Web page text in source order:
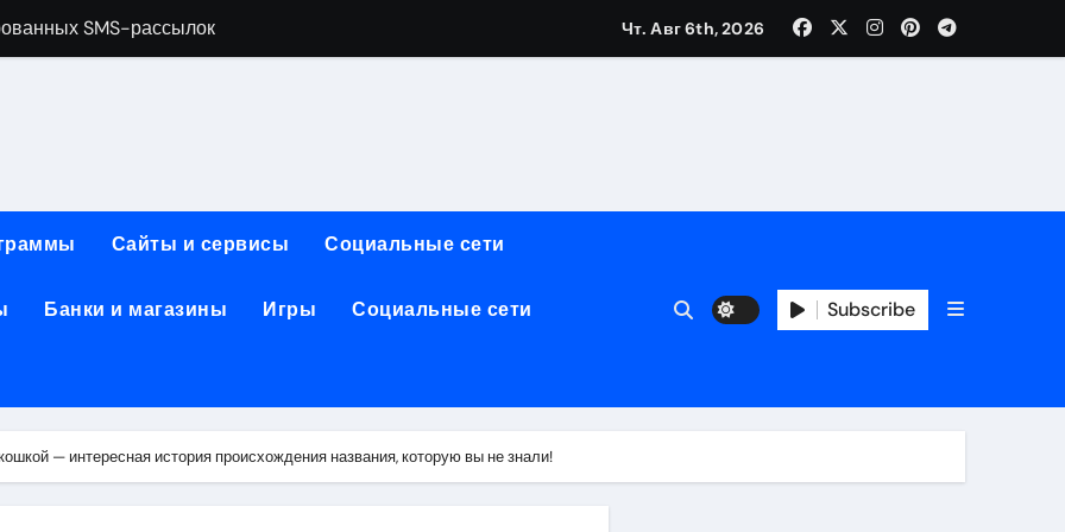
SMS-рассылок
анимации и восстановления фото и видео
почтой: функции, архитектура и безопасность
для современных профессий
преимущества, популярные решения и критерии выбора безопасного кошелька
и пополнение в USDT: возможности, правовой статус и риски
данных и сетевого оборудования под рабочие задачи
Чт. Авг 6th, 2026
Сайты и сервисы Социальные сети
Банки и магазины Игры Социальные сети Subscribe
— интересная история происхождения названия, которую вы не знали!